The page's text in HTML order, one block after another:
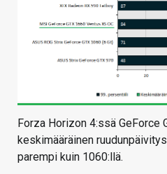
Forza Horizon 4:ssä GeForce
keskimääräinen
parempi kuin 1060:llä.